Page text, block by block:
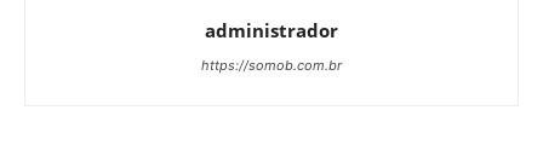
administrador
https://somob.com.br